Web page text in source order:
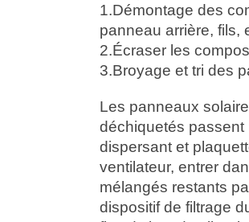
1.Démontage des
panneau arrière, fils,
2.Écraser les
3.Broyage et tri des
Les panneaux
déchiquetés passent
dispersant et
ventilateur, entrer
mélangés restants
dispositif de filtrage